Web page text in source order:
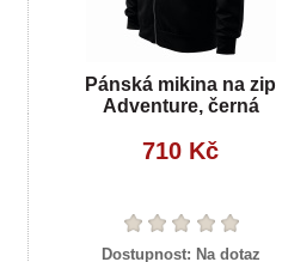
Pánská mikina na zip
Adventure, černá
710 Kč
Dostupnost: Na dotaz